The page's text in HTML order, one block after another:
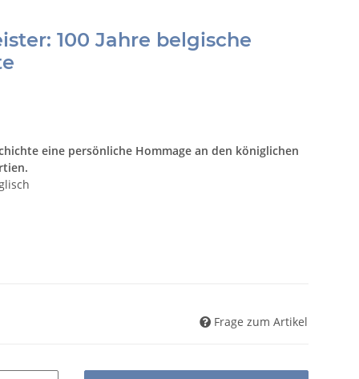
100 Jahre belgische
eine persönliche Hommage an den königlichen
Frage zum Artikel